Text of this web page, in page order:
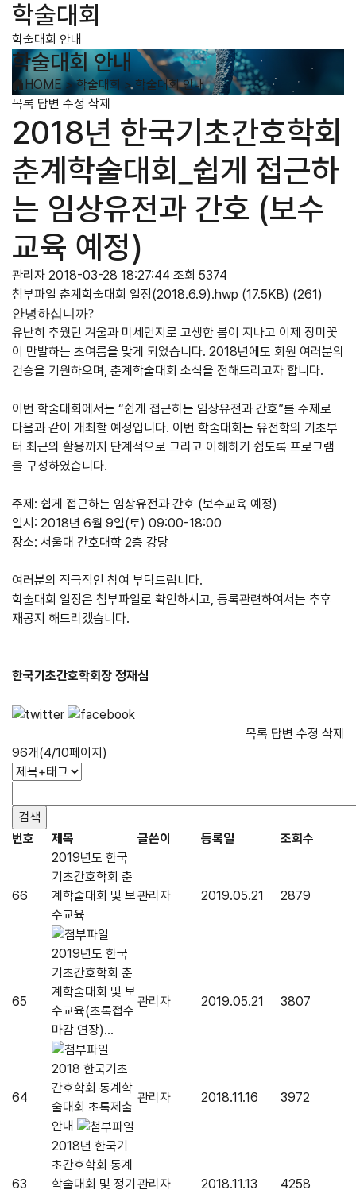
학술대회
학술대회 안내
학술대회 안내
HOME>학술대회 >학술대회 안내
목록 답변 수정 삭제
2018년 한국기초간호학회
춘계학술대회_쉽게 접근하
는 임상유전과 간호 (보수
교육 예정)
관리자 2018-03-28 18:27:44 조회 5374
첨부파일 춘계학술대회 일정(2018.6.9).hwp (17.5KB) (261)
안녕하십니까?
유난히 추웠던 겨울과 미세먼지로 고생한 봄이 지나고 이제 장미꽃
이 만발하는 초여름을 맞게 되었습니다. 2018년에도 회원 여러분의
건승을 기원하오며 , 춘계학술대회 소식을 전해드리고자 합니다.
이번 학술대회에서는 “쉽게 접근하는 임상유전과 간호”를 주제로
다음과 같이 개최할 예정입니다. 이번 학술대회는 유전학의 기초부
터 최근의 활용까지 단계적으로 그리고 이해하기 쉽도록 프로그램
을 구성하였습니다.
주제 : 쉽게 접근하는 임상유전과 간호 (보수교육 예정)
일시 : 2018년 6월 9일(토) 09:00-18:00
장소: 서울대 간호대학 2층 강당
여러분의 적극적인 참여 부탁드립니다.
학술대회 일정은 첨부파일로 확인하시고, 등록관련하여서는 추후
재공지 해드리겠습니다.
한국기초간호학회장 정재심
목록 답변 수정 삭제
96개(4/10페이지)
번호 제목 글쓴이 등록일 조회수
66
2019년도 한국
기초간호학회 춘
계학술대회 및 보
수교육
관리자 2019.05.21 2879
65
2019년도 한국
기초간호학회 춘
계학술대회 및 보
수교육(초록접수
마감 연장)...
관리자 2019.05.21 3807
64
2018 한국기초
간호학회 동계학
술대회 초록제출
안내
관리자 2018.11.16 3972
63
2018년 한국기
초간호학회 동계
학술대회 및 정기 관리자 2018.11.13 4258